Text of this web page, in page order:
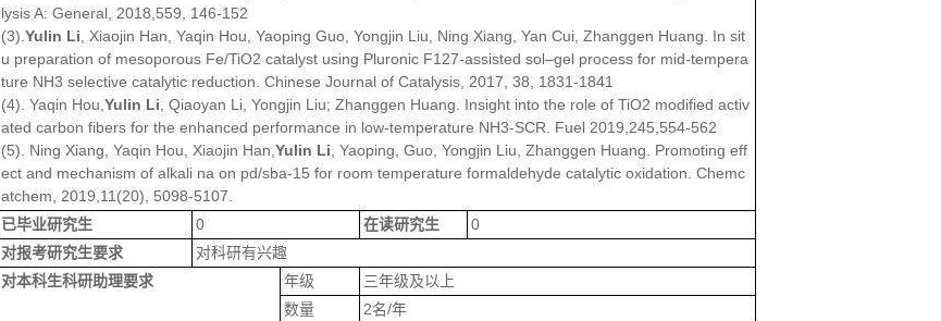
lysis A: General, 2018,559, 146-152
(3). Yulin Li , Xiaojin Han, Yaqin Hou, Yaoping Guo, Yongjin Liu, Ning Xiang, Yan Cui, Zhanggen Huang. In sit
u preparation of mesoporous Fe/TiO2 catalyst using Pluronic F127-assisted sol–gel process for mid-tempera
ture NH3 selective catalytic reduction. Chinese Journal of Catalysis, 2017, 38, 1831-1841
(4). Yaqin Hou, Yulin Li , Qiaoyan Li, Yongjin Liu; Zhanggen Huang. Insight into the role of TiO2 modified activ
ated carbon fibers for the enhanced performance in low-temperature NH3-SCR. Fuel 2019,245,554-562
(5). Ning Xiang, Yaqin Hou, Xiaojin Han, Yulin Li , Yaoping, Guo, Yongjin Liu, Zhanggen Huang. Promoting eff
ect and mechanism of alkali na on pd/sba-15 for room temperature formaldehyde catalytic oxidation. Chemc
atchem, 2019,11(20), 5098-5107.
已毕业研究生
0 在读研究生
0
对报考研究生要求
对科研有兴趣
对本科生科研助理要求
年级
三年级及以上
数量
2名/年